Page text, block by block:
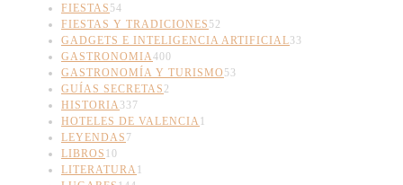
FIESTAS 54
FIESTAS Y TRADICIONES 52
GADGETS E INTELIGENCIA ARTIFICIAL33
GASTRONOMIA400
GASTRONOMÍA Y TURISMO 53
GUÍAS SECRETAS 2
HISTORIA337
HOTELES DE VALENCIA1
LEYENDAS 7
LIBROS 10
LITERATURA1